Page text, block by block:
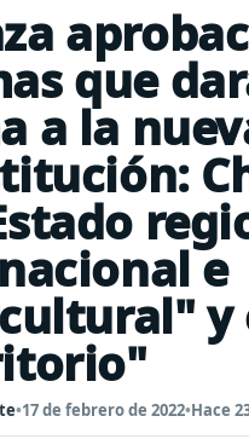
que
a la
e
y
•17 de febrero de 2022•Hace